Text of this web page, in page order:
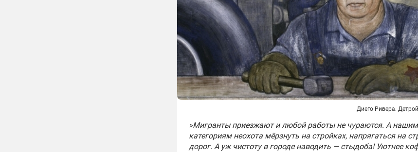
Диего Ривера.
»Мигранты приезжают и любой работы не чураются. А
категориям неохота мёрзнуть на стройках, напрягаться на
дорог. А уж чистоту в городе наводить — стыдоба! Уютнее